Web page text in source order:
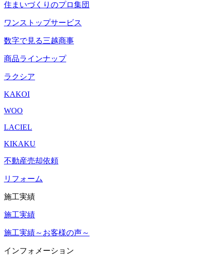
住まいづくりのプロ集団
ワンストップサービス
数字で見る三越商事
商品ラインナップ
ラクシア
KAKOI
WOO
LACIEL
KIKAKU
不動産売却依頼
リフォーム
施工実績
施工実績
施工実績～お客様の声～
インフォメーション